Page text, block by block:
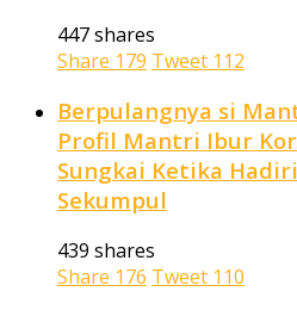
447 shares
Share 179 Tweet 112
Berpulangnya si
Profil Mantri Ibur
Sungkai Ketika
Sekumpul
439 shares
Share 176 Tweet 110